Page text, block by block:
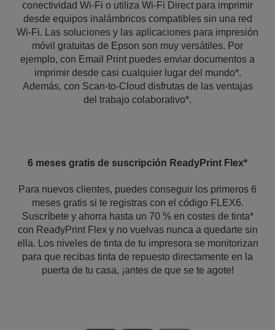
conectividad Wi-Fi o utiliza Wi-Fi Direct para imprimir
desde equipos inalámbricos compatibles sin una red
Wi-Fi. Las soluciones y las aplicaciones para impresión
móvil gratuitas de Epson son muy versátiles. Por
ejemplo, con Email Print puedes enviar documentos a
imprimir desde casi cualquier lugar del mundo*.
Además, con Scan-to-Cloud disfrutas de las ventajas
del trabajo colaborativo*.
6 meses gratis de suscripción ReadyPrint Flex*
Para nuevos clientes, puedes conseguir los primeros 6
meses gratis si te registras con el código FLEX6.
Suscríbete y ahorra hasta un 70 % en costes de tinta*
con ReadyPrint Flex y no vuelvas nunca a quedarte sin
ella. Los niveles de tinta de tu impresora se monitorizan
para que recibas tinta de repuesto directamente en la
puerta de tu casa, ¡antes de que se te agote!